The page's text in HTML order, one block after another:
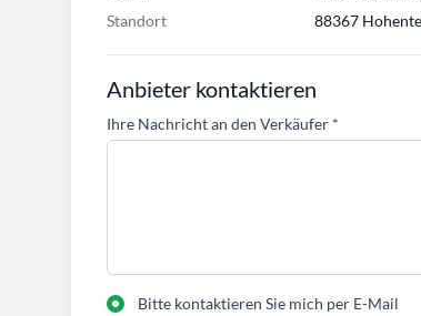
Standort
88367
Anbieter kontaktieren
Ihre Nachricht an den Verkäufer *
Bitte kontaktieren Sie mich per E-Mail